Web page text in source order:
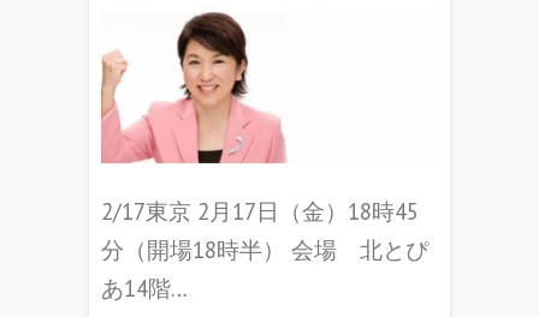
2/17東京 2月17日（金）18時45
分（開場18時半） 会場 北とぴ
あ14階…